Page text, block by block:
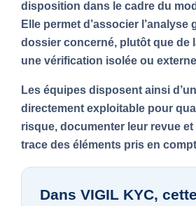
disposition dans le cadre du
Elle permet d’associer l’analyse
dossier concerné, plutôt que de
une vérification isolée ou
Les équipes disposent ainsi
directement exploitable pour
risque, documenter leur revue
trace des éléments pris en
Dans VIGIL KYC,